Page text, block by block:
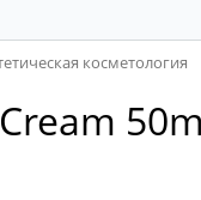
косметология